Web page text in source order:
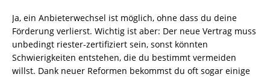
Ja, ein Anbieterwechsel ist möglich, ohne dass du deine
Förderung verlierst. Wichtig ist aber: Der neue Vertrag muss
unbedingt riester-zertifiziert sein, sonst könnten
Schwierigkeiten entstehen, die du bestimmt vermeiden
willst. Dank neuer Reformen bekommst du oft sogar einige